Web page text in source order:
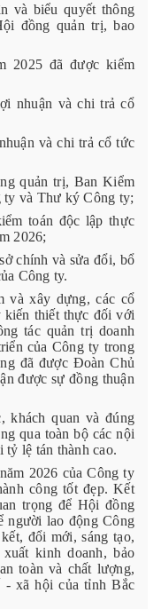
và biểu quyết thông
đồng quản trị, bao
2025 đã được kiểm
nhuận và chi trả cổ
và chi trả cổ tức
quản trị, Ban Kiểm
ty và Thư ký Công ty;
toán độc lập thực
2026;
chính và sửa đổi, bổ
Công ty.
và xây dựng, các cổ
kiến thiết thực đối với
tác quản trị doanh
của Công ty trong
đã được Đoàn Chủ
được sự đồng thuận
khách quan và đúng
qua toàn bộ các nội
lệ tán thành cao.
2026 của Công ty
công tốt đẹp. Kết
trọng để Hội đồng
người lao động Công
đổi mới, sáng tạo,
kinh doanh, bảo
toàn và chất lượng,
- xã hội của tỉnh Bắc